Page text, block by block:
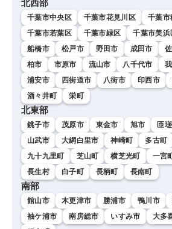
北西部
千葉市中央区 千葉市花見川区
千葉市
千葉市若葉区
千葉市緑区 千葉市美浜
船橋市
松戸市 野田市 成田市
柏市
市原市 流山市 八千代市
浦安市
四街道市 八街市 印西市
酒々井町
栄町
北東部
銚子市 茂原市 東金市 旭市 匝
山武市
大網白里市 神崎町 多古町
九十九里町
芝山町 横芝光町 一宮
長生村
白子町 長柄町 長南町
南部
館山市 木更津市 勝浦市 鴨川市
袖ケ浦市
南房総市 いすみ市 大多